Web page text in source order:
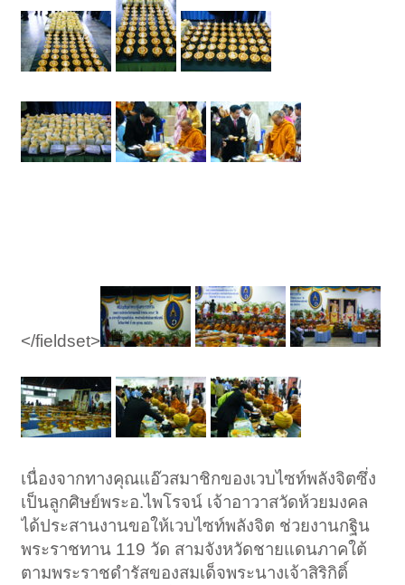
</fieldset>
เนื่องจากทางคุณแอ๊วสมาชิกของเวบไซท์พลังจิตซึ่ง
เป็นลูกศิษย์พระอ.ไพโรจน์ เจ้าอาวาสวัดห้วยมงคล
ได้ประสานงานขอให้เวบไซท์พลังจิต ช่วยงานกฐิน
พระราชทาน 119 วัด สามจังหวัดชายแดนภาคใต้
ตามพระราชดำรัสของสมเด็จพระนางเจ้าสิริกิติ์